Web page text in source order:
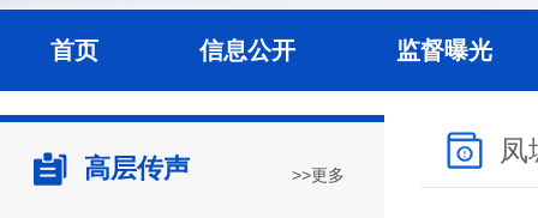
首页 信息公开 监督曝光
高层传声 >>更多
凤